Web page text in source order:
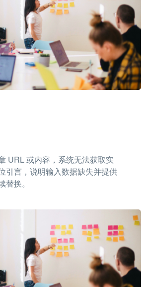
URL 或内容，系统无法获取实
引言，说明输入数据缺失并提供
换。